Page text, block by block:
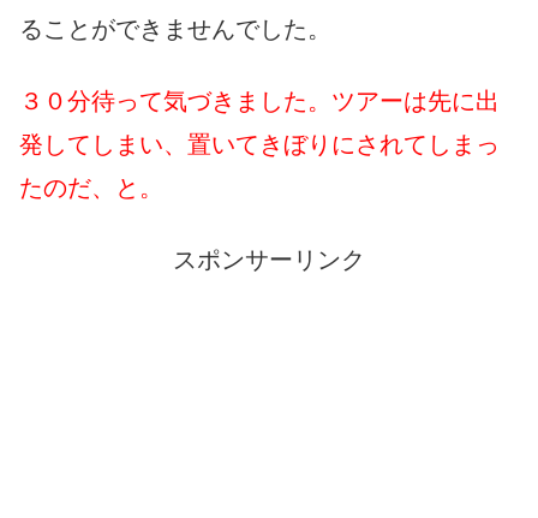
ることができませんでした。
３０分待って気づきました。ツアーは先に出
発してしまい、置いてきぼりにされてしまっ
たのだ、と。
スポンサーリンク